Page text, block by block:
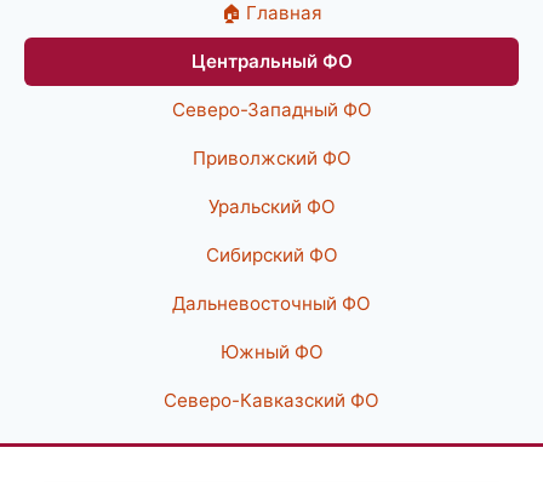
🏠 Главная
Центральный ФО
Северо-Западный ФО
Приволжский ФО
Уральский ФО
Сибирский ФО
Дальневосточный ФО
Южный ФО
Северо-Кавказский ФО